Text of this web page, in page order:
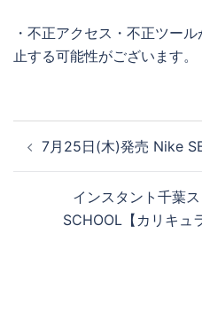
・不正アクセス・不正ツー
止する可能性がございます。
稿 7月25日(木)発売 Nike
インスタント千葉
SCHOOL【カリキュ